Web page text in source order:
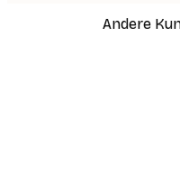
Andere